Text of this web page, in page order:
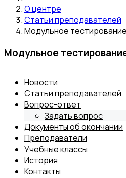
О центре
Статьи преподавателей
Модульное тестирование
Модульное
Новости
Статьи преподавателей
Вопрос-ответ
Задать вопрос
Документы об окончании
Преподаватели
Учебные классы
История
Контакты